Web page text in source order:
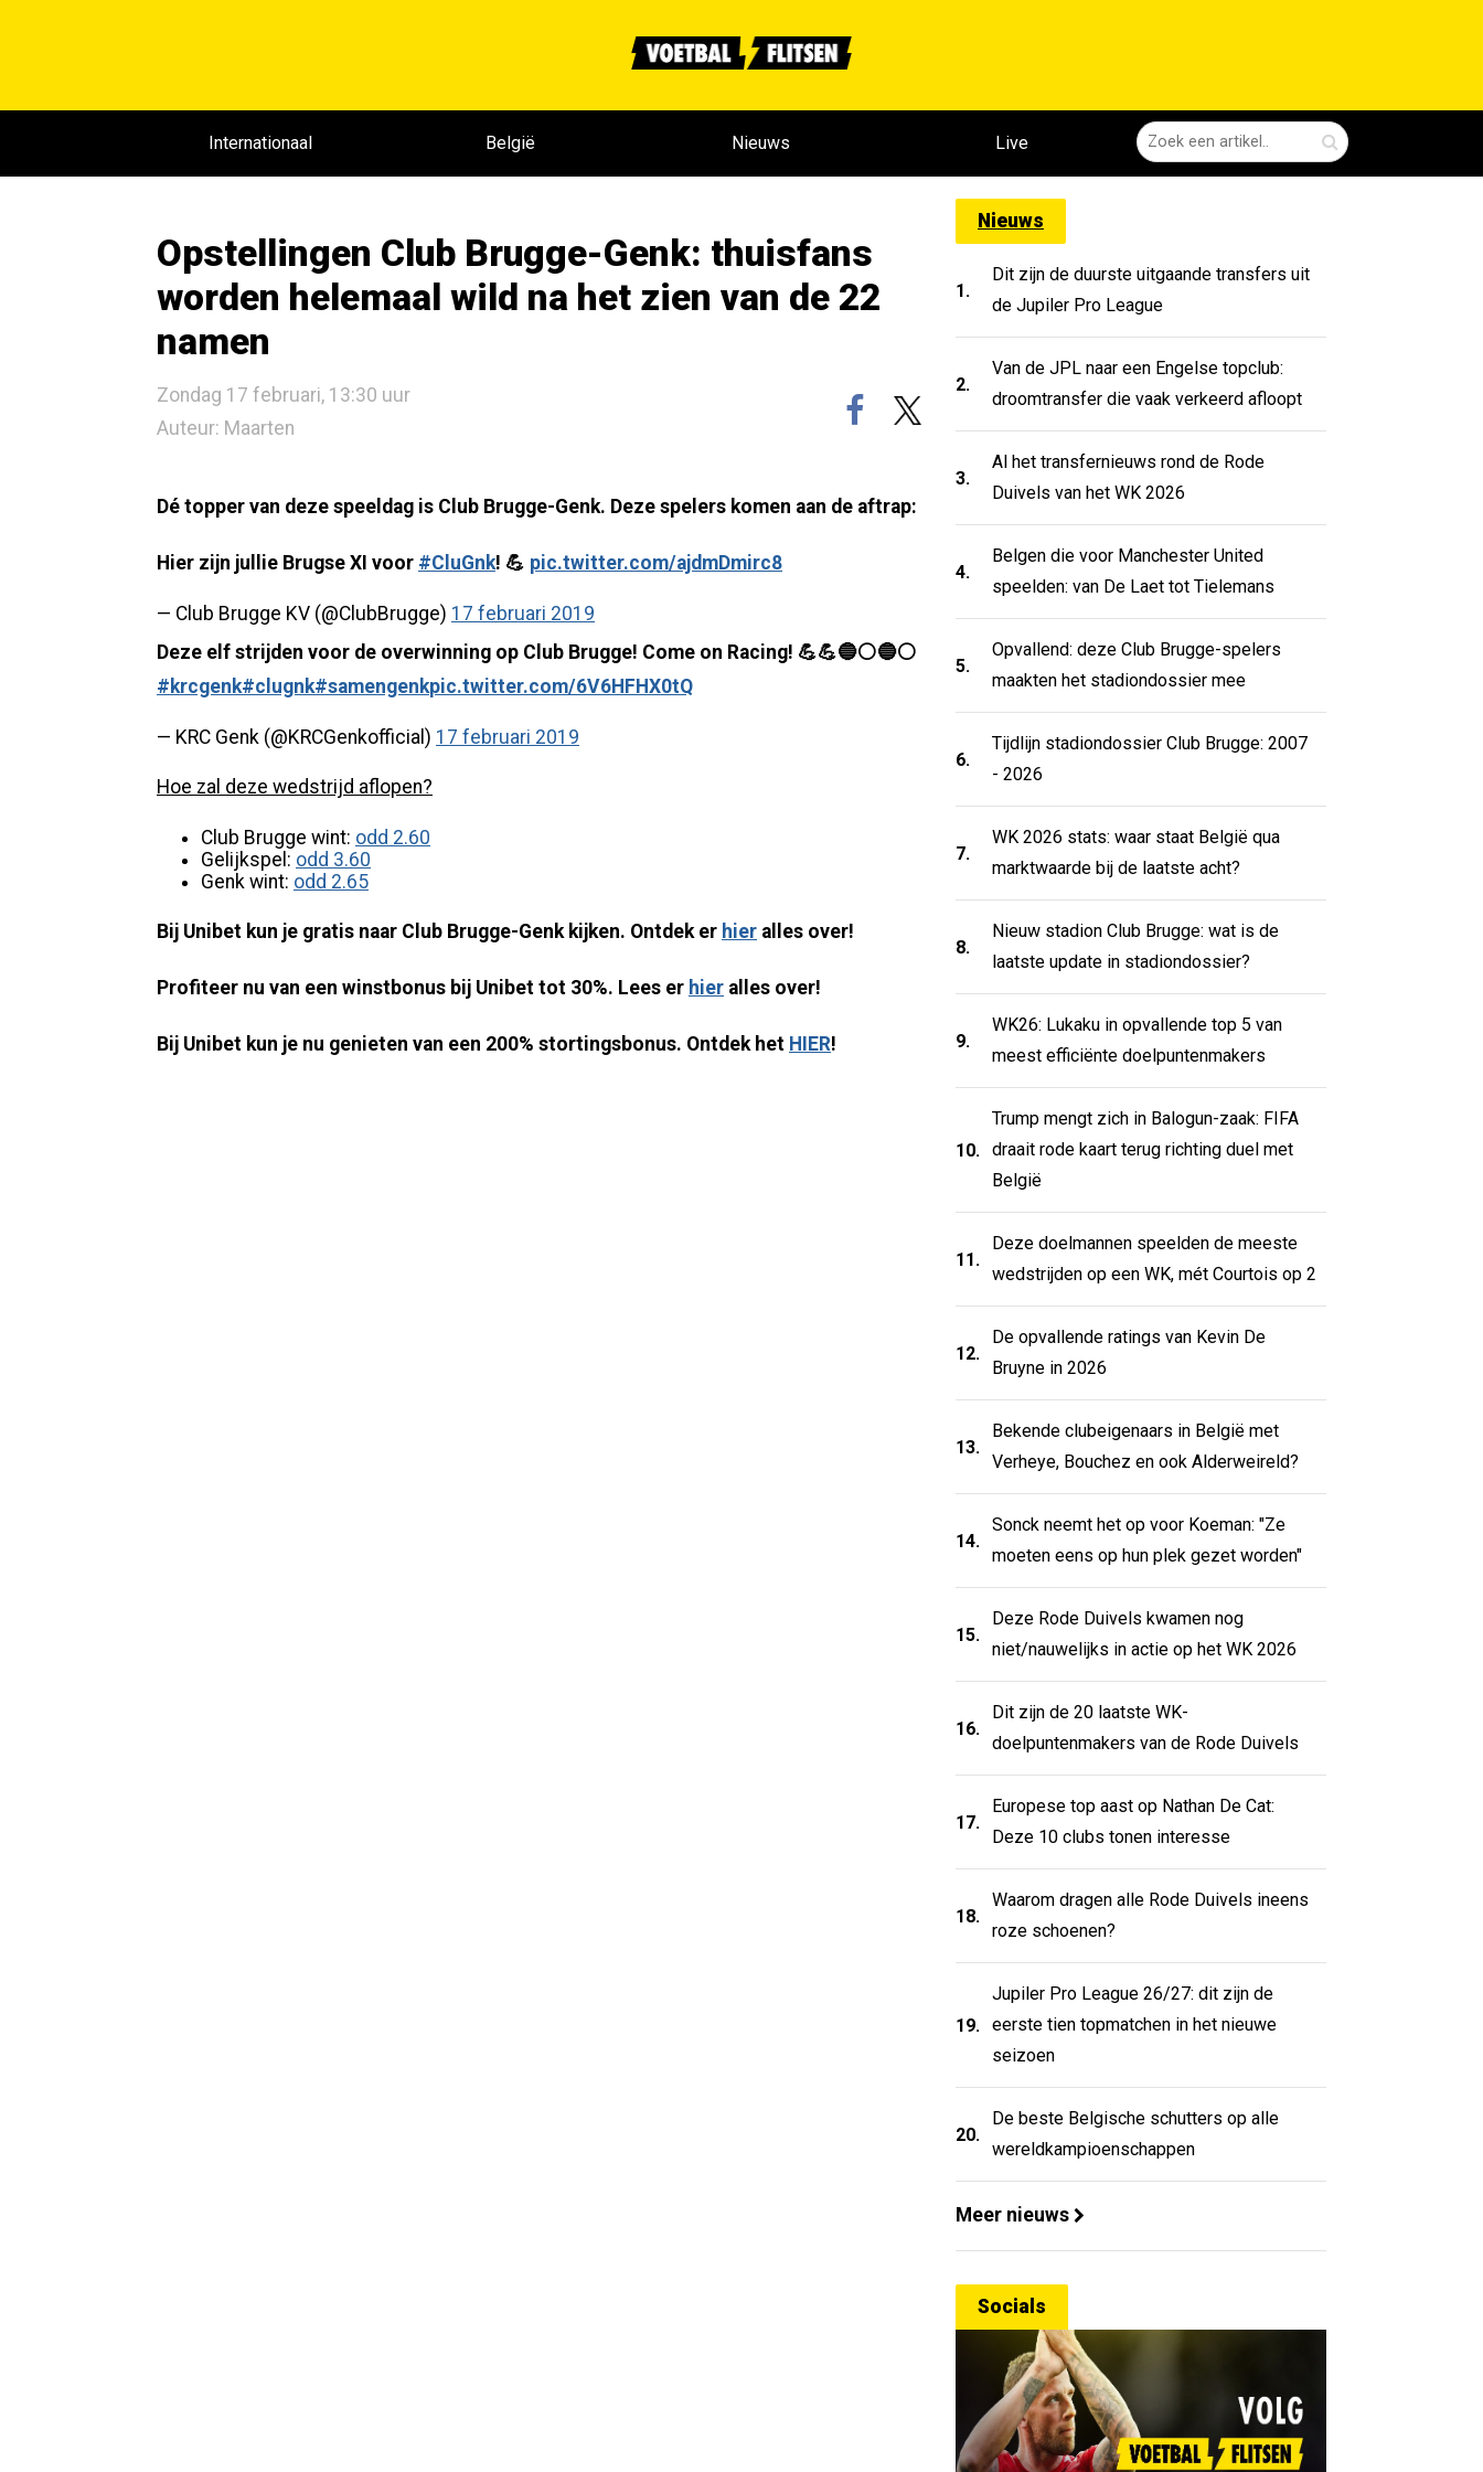
Internationaal België Nieuws Live
Opstellingen Club Brugge-Genk: thuisfans
worden helemaal wild na het zien van de 22
namen
Zondag 17 februari, 13:30 uur
Auteur: Maarten
Dé topper van deze speeldag is Club Brugge-Genk. Deze spelers komen aan de aftrap:
Hier zijn jullie Brugse XI voor #CluGnk! 💪 pic.twitter.com/ajdmDmirc8
— Club Brugge KV (@ClubBrugge) 17 februari 2019
Deze elf strijden voor de overwinning op Club Brugge! Come on Racing! 💪💪🔵⚪️🔵⚪️
#krcgenk#clugnk#samengenkpic.twitter.com/6V6HFHX0tQ
— KRC Genk (@KRCGenkofficial) 17 februari 2019
Hoe zal deze wedstrijd aflopen?
Club Brugge wint: odd 2.60
Gelijkspel: odd 3.60
Genk wint: odd 2.65
Bij Unibet kun je gratis naar Club Brugge-Genk kijken. Ontdek er hier alles over!
Profiteer nu van een winstbonus bij Unibet tot 30%. Lees er hier alles over!
Bij Unibet kun je nu genieten van een 200% stortingsbonus. Ontdek het HIER!
Nieuws
1.
Dit zijn de duurste uitgaande transfers uit
de Jupiler Pro League
2.
Van de JPL naar een Engelse topclub:
droomtransfer die vaak verkeerd afloopt
3.
Al het transfernieuws rond de Rode
Duivels van het WK 2026
4.
Belgen die voor Manchester United
speelden: van De Laet tot Tielemans
5.
Opvallend: deze Club Brugge-spelers
maakten het stadiondossier mee
6.
Tijdlijn stadiondossier Club Brugge: 2007
- 2026
7.
WK 2026 stats: waar staat België qua
marktwaarde bij de laatste acht?
8.
Nieuw stadion Club Brugge: wat is de
laatste update in stadiondossier?
9.
WK26: Lukaku in opvallende top 5 van
meest efficiënte doelpuntenmakers
10.
Trump mengt zich in Balogun-zaak: FIFA
draait rode kaart terug richting duel met
België
11.
Deze doelmannen speelden de meeste
wedstrijden op een WK, mét Courtois op 2
12.
De opvallende ratings van Kevin De
Bruyne in 2026
13.
Bekende clubeigenaars in België met
Verheye, Bouchez en ook Alderweireld?
14.
Sonck neemt het op voor Koeman: "Ze
moeten eens op hun plek gezet worden"
15.
Deze Rode Duivels kwamen nog
niet/nauwelijks in actie op het WK 2026
16.
Dit zijn de 20 laatste WK-
doelpuntenmakers van de Rode Duivels
17.
Europese top aast op Nathan De Cat:
Deze 10 clubs tonen interesse
18.
Waarom dragen alle Rode Duivels ineens
roze schoenen?
19.
Jupiler Pro League 26/27: dit zijn de
eerste tien topmatchen in het nieuwe
seizoen
20.
De beste Belgische schutters op alle
wereldkampioenschappen
Meer nieuws
Socials